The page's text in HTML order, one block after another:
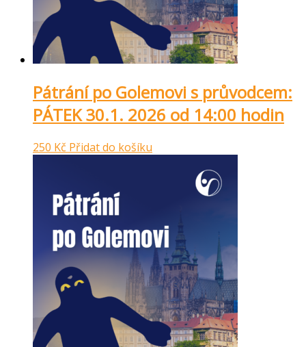
Pátrání po Golemovi s průvodcem:
PÁTEK 30.1. 2026 od 14:00 hodin
250 Kč Přidat do košíku